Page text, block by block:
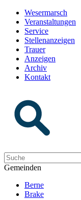
Wesermarsch
Veranstaltungen
Service
Stellenanzeigen
Trauer
Anzeigen
Archiv
Kontakt
Gemeinden
Berne
Brake